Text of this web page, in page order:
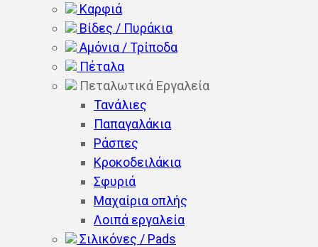
Καρφιά
Βίδες / Πυράκια
Αμόνια / Τρίποδα
Πέταλα
Πεταλωτικά Εργαλεία
Τανάλιες
Παπαγαλάκια
Ράσπες
Κροκοδειλάκια
Σφυριά
Μαχαίρια οπλής
Λοιπά εργαλεία
Σιλικόνες / Pads